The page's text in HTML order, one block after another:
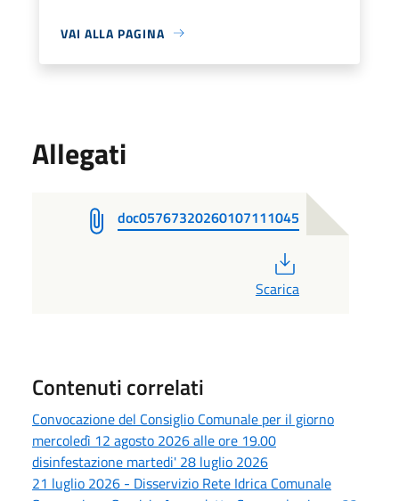
VAI ALLA PAGINA
Allegati
doc05767320260107111045
Scarica
Contenuti correlati
Convocazione del Consiglio Comunale per il giorno
mercoledì 12 agosto 2026 alle ore 19.00
disinfestazione martedi' 28 luglio 2026
21 luglio 2026 - Disservizio Rete Idrica Comunale